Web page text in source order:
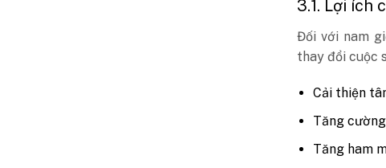
3.1. Lợi ích
Đối với nam
thay đổi cuộc
Cải thiện
Tăng
Tăng ham